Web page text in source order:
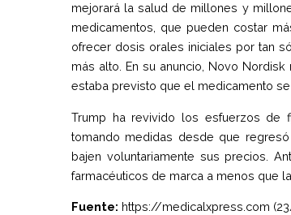
mejorará la salud de millones y
medicamentos, que pueden costar
ofrecer dosis orales iniciales por tan
más alto. En su anuncio, Novo
estaba previsto que el medicamento
Trump ha revivido los esfuerzos de
tomando medidas desde que
bajen voluntariamente sus precios.
farmacéuticos de marca a menos que
Fuente: https://medicalxpress.com